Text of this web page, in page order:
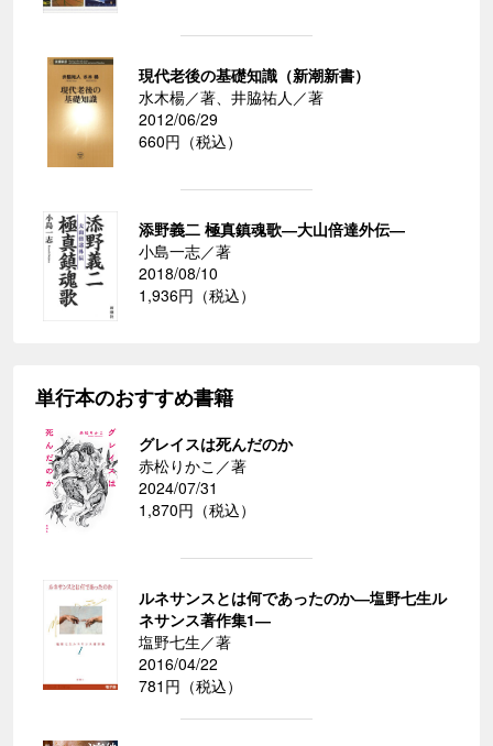
現代老後の基礎知識（新潮新書）
水木楊／著、井脇祐人／著
2012/06/29
660円（税込）
添野義二 極真鎮魂歌―大山倍達外伝―
小島一志／著
2018/08/10
1,936円（税込）
単行本のおすすめ書籍
グレイスは死んだのか
赤松りかこ／著
2024/07/31
1,870円（税込）
ルネサンスとは何であったのか―塩野七生ル
ネサンス著作集1―
塩野七生／著
2016/04/22
781円（税込）